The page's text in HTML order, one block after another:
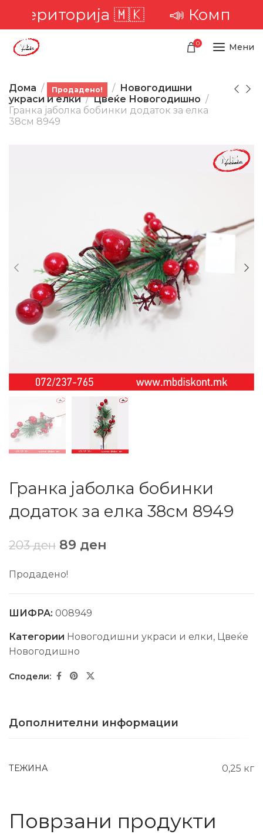
територија 🇲🇰 📣
0 Мени
Дома Производи
Новогодишни
украси и елки
Цвеќе Новогодишно
Гранка јаболка бобинки додаток за елка
38см 8949
Продадено!
Гранка јаболка бобинки
додаток за елка 38см 8949
203ден 89 ден
Продадено!
ШИФРА: 008949
Категории Новогодишни украси и елки, Цвеќе
Новогодишно
Дополнителни информации
ТЕЖИНА 0,25 кг
Поврзани продукти